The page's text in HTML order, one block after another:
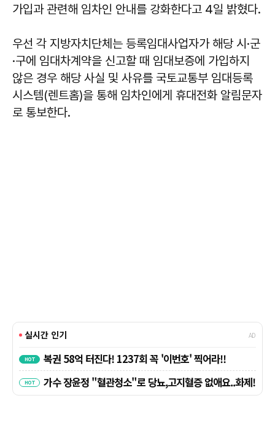
가입과 관련해 임차인 안내를 강화한다고 4일 밝혔다.
우선 각 지방자치단체는 등록임대사업자가 해당 시·군
·구에 임대차계약을 신고할 때 임대보증에 가입하지
않은 경우 해당 사실 및 사유를 국토교통부 임대등록
시스템(렌트홈)을 통해 임차인에게 휴대전화 알림문자
로 통보한다.